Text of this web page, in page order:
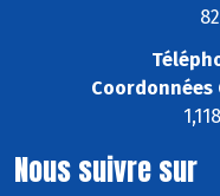
Coordonnées
Nous suivre sur